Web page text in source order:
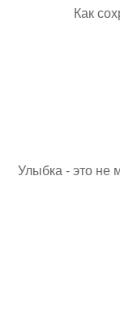
Как
Улыбка - это не